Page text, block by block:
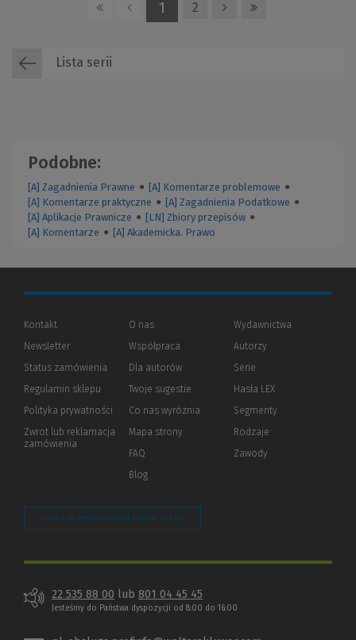
1 2
Lista serii
Podobne:
[A] Zagadnienia Prawne ● [A] Komentarze problemowe ●
[A] Komentarze praktyczne ● [A] Zagadnienia Podatkowe ●
[A] Aplikacje Prawnicze ● [LN] Zbiory przepisów ●
[A] Komentarze ● [A] Akademicka. Prawo
Kontakt
Newsletter
Status zamówienia
Regulamin sklepu
Polityka prywatności (Nowe
(Link
innej
Zwrot lub reklamacja
zamówienia
O nas
Współpraca
Dla autorów(Nowe
(Link
innej
strony)
Twoje sugestie
Co nas wyróżnia
Mapa strony
FAQ
Blog
Wydawnictwa
Autorzy
Serie
Hasła LEX
Segmenty
Rodzaje
Zawody
Zarządzaj preferencjami plików cookie
22 535 88 00 lub 801 04 45 45
Jesteśmy do Państwa dyspozycji od 8:00 do 16:00